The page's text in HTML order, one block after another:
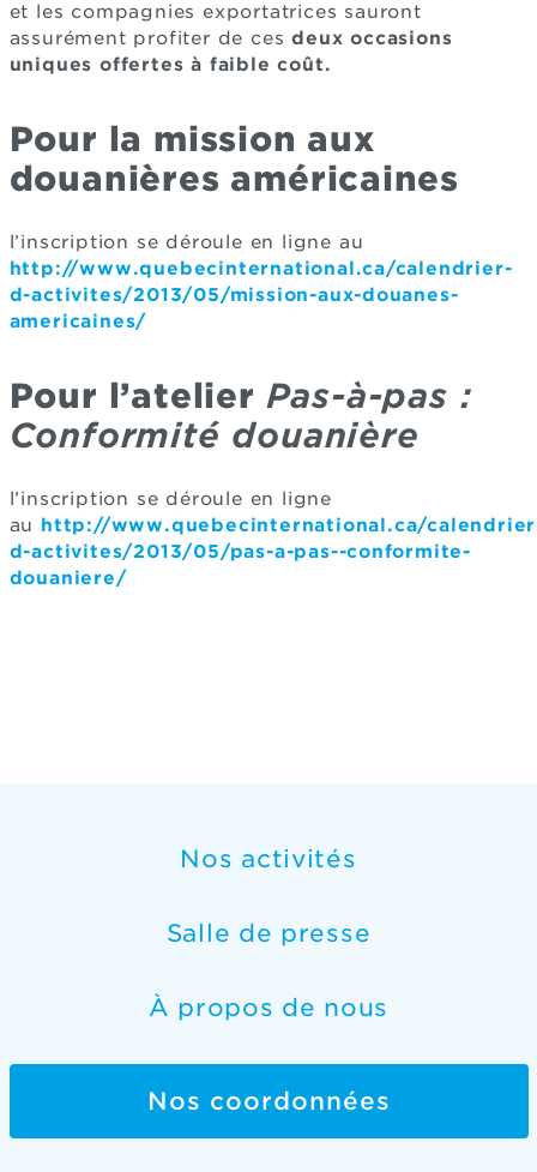
et les compagnies exportatrices sauront
assurément profiter de cesdeux occasions
uniques offertes à faible coût.
Pour la mission aux
douanières américaines
l’inscription se déroule en ligne au
http://www.quebecinternational.ca/calendrier-
d-activites/2013/05/mission-aux-douanes-
americaines/
Pour l’atelier Pas-à-pas :
Conformité douanière
l’inscription se déroule en ligne
au http://www.quebecinternational.ca/
d-activites/2013/05/pas-a-pas--conformite-
douaniere/
Nos activités
Salle de presse
À propos de nous
Nos coordonnées